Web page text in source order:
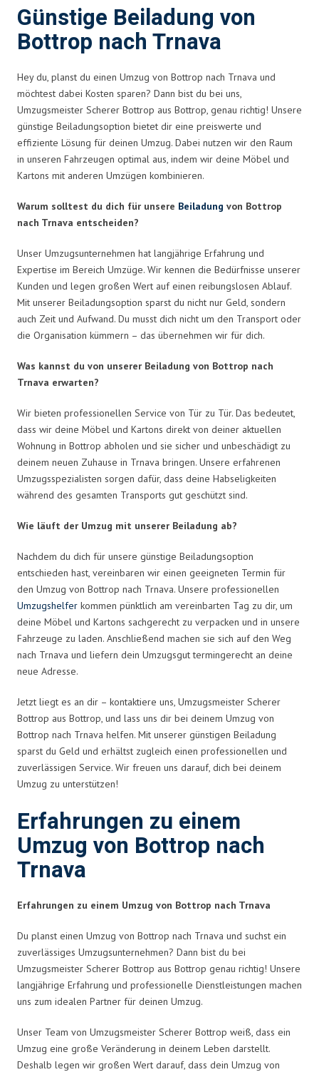
Günstige Beiladung von
Bottrop nach Trnava
Hey du, planst du einen Umzug von Bottrop nach Trnava und
möchtest dabei Kosten sparen? Dann bist du bei uns,
Umzugsmeister Scherer Bottrop aus Bottrop, genau richtig! Unsere
günstige Beiladungsoption bietet dir eine preiswerte und
effiziente Lösung für deinen Umzug. Dabei nutzen wir den Raum
in unseren Fahrzeugen optimal aus, indem wir deine Möbel und
Kartons mit anderen Umzügen kombinieren.
Warum solltest du dich für unsere Beiladung von Bottrop
nach Trnava entscheiden?
Unser Umzugsunternehmen hat langjährige Erfahrung und
Expertise im Bereich Umzüge. Wir kennen die Bedürfnisse unserer
Kunden und legen großen Wert auf einen reibungslosen Ablauf.
Mit unserer Beiladungsoption sparst du nicht nur Geld, sondern
auch Zeit und Aufwand. Du musst dich nicht um den Transport oder
die Organisation kümmern – das übernehmen wir für dich.
Was kannst du von unserer Beiladung von Bottrop nach
Trnava erwarten?
Wir bieten professionellen Service von Tür zu Tür. Das bedeutet,
dass wir deine Möbel und Kartons direkt von deiner aktuellen
Wohnung in Bottrop abholen und sie sicher und unbeschädigt zu
deinem neuen Zuhause in Trnava bringen. Unsere erfahrenen
Umzugsspezialisten sorgen dafür, dass deine Habseligkeiten
während des gesamten Transports gut geschützt sind.
Wie läuft der Umzug mit unserer Beiladung ab?
Nachdem du dich für unsere günstige Beiladungsoption
entschieden hast, vereinbaren wir einen geeigneten Termin für
den Umzug von Bottrop nach Trnava. Unsere professionellen
Umzugshelfer kommen pünktlich am vereinbarten Tag zu dir, um
deine Möbel und Kartons sachgerecht zu verpacken und in unsere
Fahrzeuge zu laden. Anschließend machen sie sich auf den Weg
nach Trnava und liefern dein Umzugsgut termingerecht an deine
neue Adresse.
Jetzt liegt es an dir – kontaktiere uns, Umzugsmeister Scherer
Bottrop aus Bottrop, und lass uns dir bei deinem Umzug von
Bottrop nach Trnava helfen. Mit unserer günstigen Beiladung
sparst du Geld und erhältst zugleich einen professionellen und
zuverlässigen Service. Wir freuen uns darauf, dich bei deinem
Umzug zu unterstützen!
Erfahrungen zu einem
Umzug von Bottrop nach
Trnava
Erfahrungen zu einem Umzug von Bottrop nach Trnava
Du planst einen Umzug von Bottrop nach Trnava und suchst ein
zuverlässiges Umzugsunternehmen? Dann bist du bei
Umzugsmeister Scherer Bottrop aus Bottrop genau richtig! Unsere
langjährige Erfahrung und professionelle Dienstleistungen machen
uns zum idealen Partner für deinen Umzug.
Unser Team von Umzugsmeister Scherer Bottrop weiß, dass ein
Umzug eine große Veränderung in deinem Leben darstellt.
Deshalb legen wir großen Wert darauf, dass dein Umzug von